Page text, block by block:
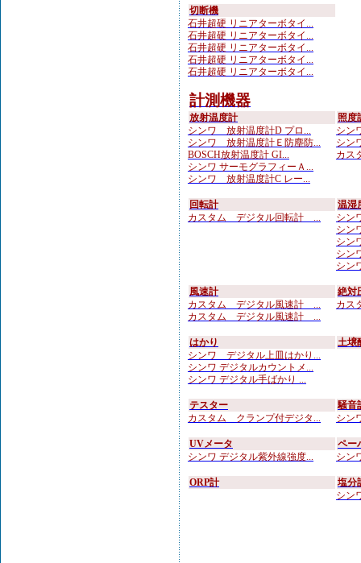
切断機
石井超硬 リニアターボタイ...
石井超硬 リニアターボタイ...
石井超硬 リニアターボタイ...
石井超硬 リニアターボタイ...
石井超硬 リニアターボタイ...
計測機器
放射温度計
シンワ 放射温度計D プロ...
シンワ 放射温度計Ｅ防塵防...
BOSCH放射温度計 GI...
シンワ サーモグラフィーＡ...
シンワ 放射温度計C レー...
照度
シン
シン
カス
回転計
カスタム デジタル回転計 ...
温湿
シン
シン
シン
シン
シン
風速計
カスタム デジタル風速計 ...
カスタム デジタル風速計 ...
絶対
カス
はかり
シンワ デジタル上皿はかり...
シンワ デジタルカウントメ...
シンワ デジタル手ばかり ...
土壌
テスター
カスタム クランプ付デジタ...
騒音
シン
UVメータ
シンワ デジタル紫外線強度...
ペー
シン
ORP計
塩分
シン